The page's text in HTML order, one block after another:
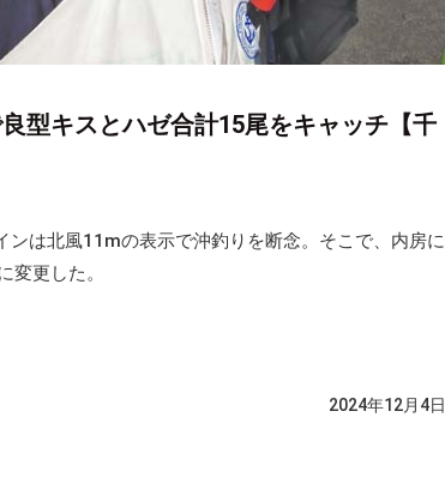
型キスとハゼ合計15尾をキャッチ【千
は北風11mの表示で沖釣りを断念。そこで、内房に
変更した。
2024年12月4日